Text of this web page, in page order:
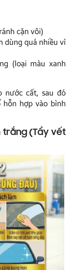
cặn vôi)
dùng quá nhiều vì
(loại màu xanh
cất, sau đó
hợp vào bình
trắng (Tẩy vết